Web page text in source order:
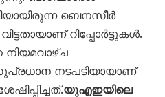
ബെനസീർ
റിപ്പോർട്ടുകൾ.
നിയമവാഴ്ച
നടപടിയായാണ്
യുഎഇയിലെ